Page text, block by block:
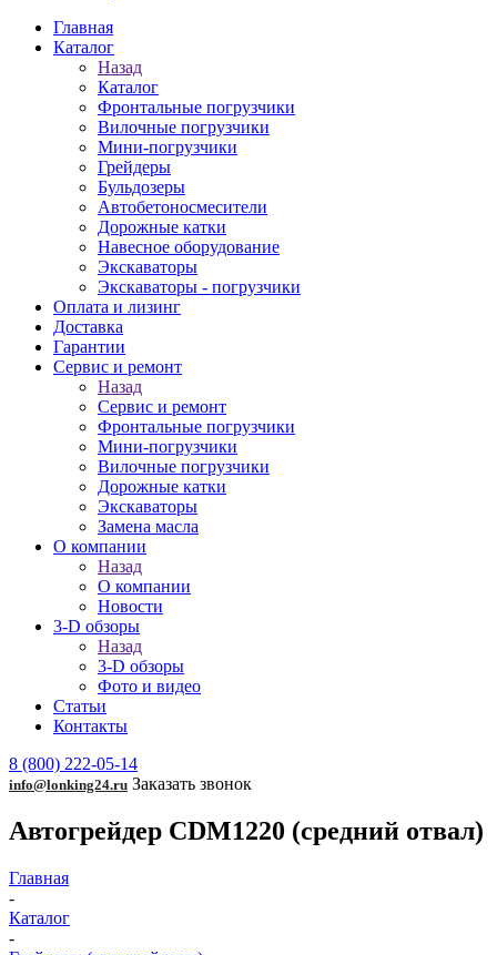
Главная
Каталог
Назад
Каталог
Фронтальные погрузчики
Вилочные погрузчики
Мини-погрузчики
Грейдеры
Бульдозеры
Автобетоносмесители
Дорожные катки
Навесное оборудование
Экскаваторы
Экскаваторы - погрузчики
Оплата и лизинг
Доставка
Гарантии
Сервис и ремонт
Назад
Сервис и ремонт
Фронтальные погрузчики
Мини-погрузчики
Вилочные погрузчики
Дорожные катки
Экскаваторы
Замена масла
О компании
Назад
О компании
Новости
3-D обзоры
Назад
3-D обзоры
Фото и видео
Статьи
Контакты
8 (800) 222-05-14
info@lonking24.ru Заказать звонок
Автогрейдер CDM1220 (средний отвал)
Главная
-
Каталог
-